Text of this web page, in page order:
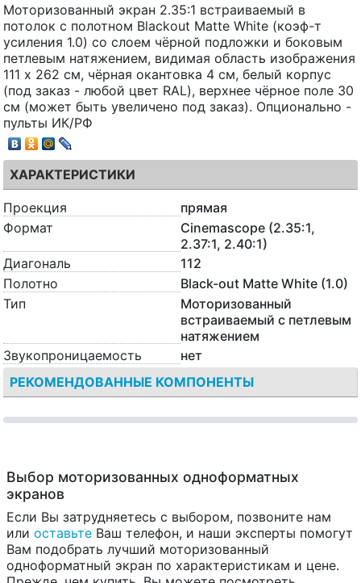
Моторизованный экран 2.35:1 встраиваемый в
потолок с полотном Blackout Matte White (коэф-т
усиления 1.0) со слоем чёрной подложки и боковым
петлевым натяжением, видимая область изображения
111 x 262 см, чёрная окантовка 4 см, белый корпус
(под заказ - любой цвет RAL), верхнее чёрное поле 30
см (может быть увеличено под заказ). Опционально -
пульты ИК/РФ
ХАРАКТЕРИСТИКИ
Проекция
прямая
Формат
Cinemascope (2.35:1,
2.37:1, 2.40:1)
Диагональ
112
Полотно
Black-out Matte White (1.0)
Тип
Моторизованный
встраиваемый с петлевым
натяжением
Звукопроницаемость
нет
РЕКОМЕНДОВАННЫЕ КОМПОНЕНТЫ
Выбор моторизованных одноформатных
экранов
Если Вы затрудняетесь с выбором, позвоните нам
или оставьте Ваш телефон, и наши эксперты помогут
Вам подобрать лучший моторизованный
одноформатный экран по характеристикам и цене.